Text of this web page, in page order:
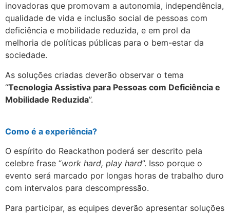
inovadoras que promovam a autonomia, independência,
qualidade de vida e inclusão social de pessoas com
deficiência e mobilidade reduzida, e em prol da
melhoria de políticas públicas para o bem-estar da
sociedade.
As soluções criadas deverão observar o tema
“Tecnologia Assistiva para Pessoas com Deficiência e
Mobilidade Reduzida”.
Como é a experiência?
O espírito do Reackathon poderá ser descrito pela
celebre frase “work hard, play hard”. Isso porque o
evento será marcado por longas horas de trabalho duro
com intervalos para descompressão.
Para participar, as equipes deverão apresentar soluções